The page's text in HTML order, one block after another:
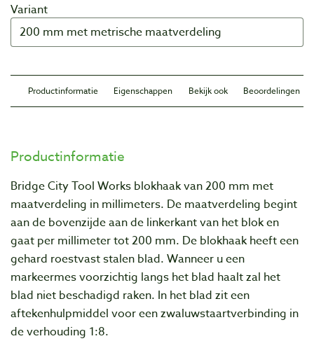
Variant
Productinformatie Eigenschappen Bekijk ook Beoordelingen
Productinformatie
Bridge CityTool Works blokhaak van 200 mm met
maatverdeling in millimeters. De maatverdeling begint
aan de bovenzijde aan de linkerkant van het blok en
gaat per millimeter tot 200 mm. De blokhaak heeft een
gehard roestvast stalen blad. Wanneer u een
markeermes voorzichtig langs het blad haalt zal het
blad niet beschadigd raken. In het blad zit een
aftekenhulpmiddel voor een zwaluwstaartverbinding in
de verhouding 1:8.